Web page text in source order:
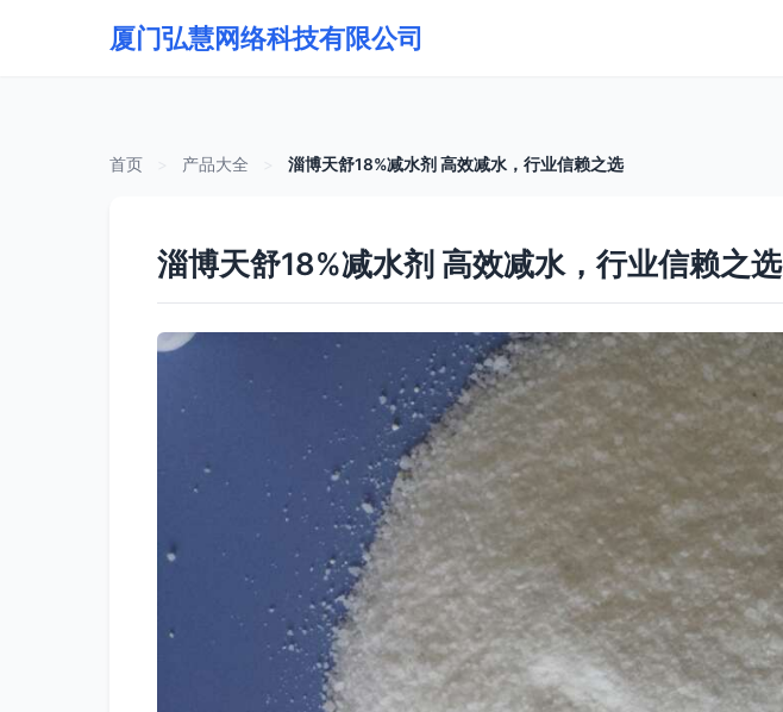
厦门弘慧网络科技有限公司
首页 产品大全 淄博天舒18%减水剂 高效减水，行业信赖之选
淄博天舒18%减水剂 高效减水，行业信赖之选